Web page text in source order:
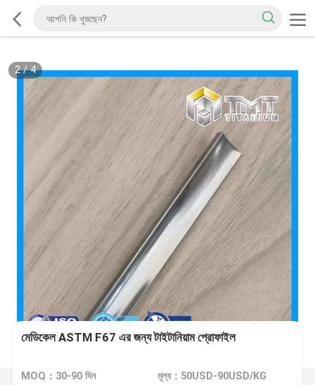
2/4
মেডিকেল ASTM F67 এর জন্য টাইটানিয়াম প্রোফাইল
MOQ：30-90 দিন মূল্য：50USD-90USD/KG